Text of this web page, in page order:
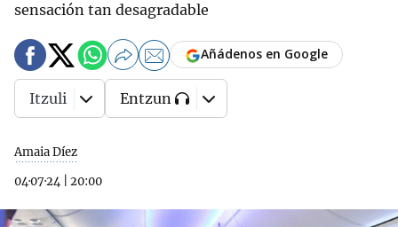
sensación tan desagradable
Amaia Díez
04·07·24
20:00
Añádenos en Google
Itzuli Entzun